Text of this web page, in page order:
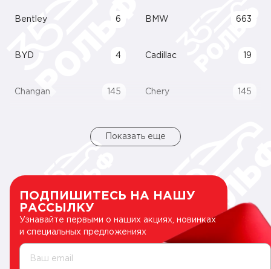
Bentley 6 BMW 663
BYD 4 Cadillac 19
Changan 145 Chery 145
Показать еще
ПОДПИШИТЕСЬ НА НАШУ
РАССЫЛКУ
Узнавайте первыми о наших акциях, новинках
и специальных предложениях
Ваш email